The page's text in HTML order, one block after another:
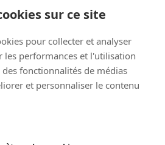
connectés
- CGU
AND VIBES Tous droits réservés
sur ce site
pour collecter et analyser
les performances et l'utilisation
fonctionnalités de médias
et personnaliser le contenu